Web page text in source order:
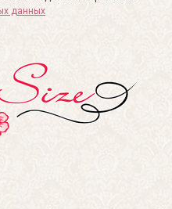
данных